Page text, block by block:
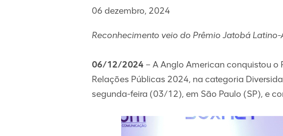
06 dezembro, 2024
Reconhecimento veio do Prêmio Jatobá
06/12/2024 – A Anglo American conquistou
Relações Públicas 2024, na categoria
segunda-feira (03/12), em São Paulo (SP), e